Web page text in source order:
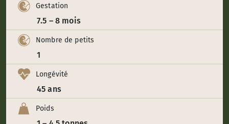
Gestation
7.5 – 8 mois
Nombre de petits
1
Longévité
45 ans
Poids